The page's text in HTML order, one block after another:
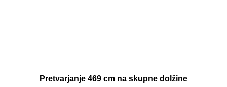
Pretvarjanje 469 cm na skupne dolžine